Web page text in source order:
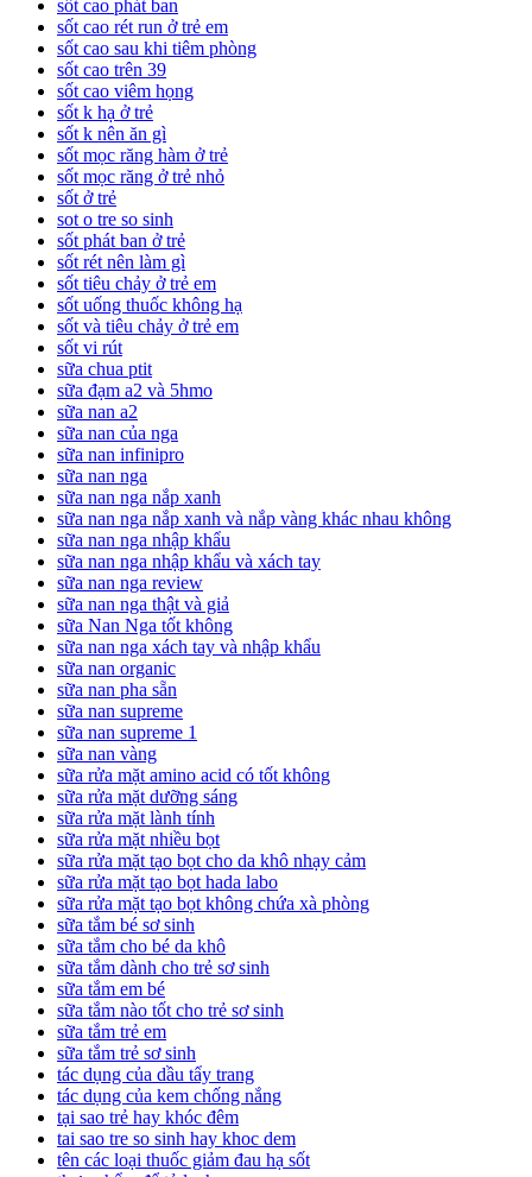
sốt cao phát ban
sốt cao rét run ở trẻ em
sốt cao sau khi tiêm phòng
sốt cao trên 39
sốt cao viêm họng
sốt k hạ ở trẻ
sốt k nên ăn gì
sốt mọc răng hàm ở trẻ
sốt mọc răng ở trẻ nhỏ
sốt ở trẻ
sot o tre so sinh
sốt phát ban ở trẻ
sốt rét nên làm gì
sốt tiêu chảy ở trẻ em
sốt uống thuốc không hạ
sốt và tiêu chảy ở trẻ em
sốt vi rút
sữa chua ptit
sữa đạm a2 và 5hmo
sữa nan a2
sữa nan của nga
sữa nan infinipro
sữa nan nga
sữa nan nga nắp xanh
sữa nan nga nắp xanh và nắp vàng khác nhau không
sữa nan nga nhập khẩu
sữa nan nga nhập khẩu và xách tay
sữa nan nga review
sữa nan nga thật và giả
sữa Nan Nga tốt không
sữa nan nga xách tay và nhập khẩu
sữa nan organic
sữa nan pha sẵn
sữa nan supreme
sữa nan supreme 1
sữa nan vàng
sữa rửa mặt amino acid có tốt không
sữa rửa mặt dưỡng sáng
sữa rửa mặt lành tính
sữa rửa mặt nhiều bọt
sữa rửa mặt tạo bọt cho da khô nhạy cảm
sữa rửa mặt tạo bọt hada labo
sữa rửa mặt tạo bọt không chứa xà phòng
sữa tắm bé sơ sinh
sữa tắm cho bé da khô
sữa tắm dành cho trẻ sơ sinh
sữa tắm em bé
sữa tắm nào tốt cho trẻ sơ sinh
sữa tắm trẻ em
sữa tắm trẻ sơ sinh
tác dụng của dầu tẩy trang
tác dụng của kem chống nắng
tại sao trẻ hay khóc đêm
tai sao tre so sinh hay khoc dem
tên các loại thuốc giảm đau hạ sốt